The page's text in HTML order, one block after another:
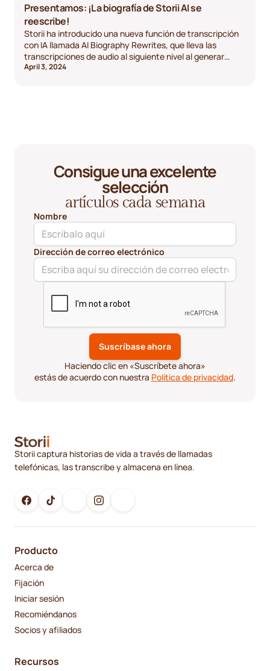
Presentamos: ¡La biografía de Storii AI se
reescribe!
Storii ha introducido una nueva función de transcripción
con IA llamada AI Biography Rewrites, que lleva las
transcripciones de audio al siguiente nivel al generar
historias bellamente diseñadas que no requieren una
April 3, 2024
Consigue una excelente
selección
artículos cada semana
Nombre
Dirección de correo electrónico
Haciendo clic en «Suscríbete ahora»
estás de acuerdo con nuestra Política de privacidad.
Storii captura historias de vida a través de llamadas
telefónicas, las transcribe y almacena en línea.
Producto
Acerca de
Fijación
Iniciar sesión
Recomiéndanos
Socios y afiliados
Recursos